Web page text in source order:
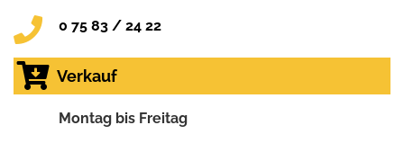
0 75 83 / 24 22
Verkauf
Montag bis Freitag